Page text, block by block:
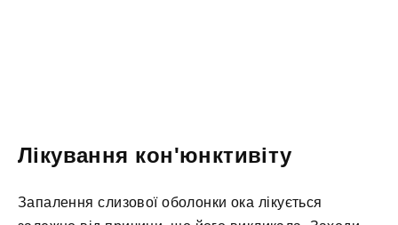
Лікування кон'юнктивіту
Запалення слизової оболонки ока лікується